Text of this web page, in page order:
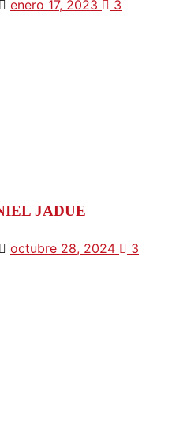
enero 17, 2023 3
JADUE
octubre 28, 2024 3